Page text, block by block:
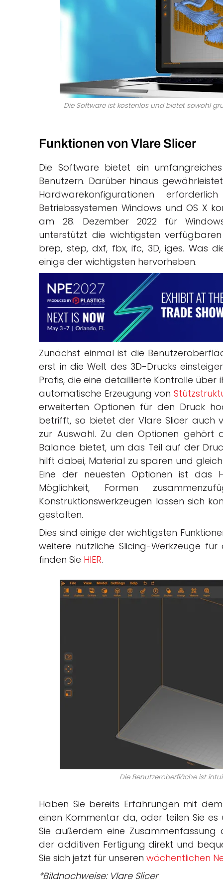
Die Software ist kostenlos und bietet sowohl
Funktionen von Vlare Slicer
Die Software bietet ein
Benutzern. Darüber hinaus
Hardwarekonfigurationen
Betriebssystemen Windows und OS X
am 28. Dezember 2022 für
unterstützt die wichtigsten
brep, step, dxf, fbx, ifc, 3D, iges. Was
einige der wichtigsten hervorheben.
Zunächst einmal ist die
erst in die Welt des 3D-Drucks
Profis, die eine detaillierte Kontrolle über
automatische Erzeugung von
erweiterten Optionen für den Druck
betrifft, so bietet der Vlare Slicer auch
zur Auswahl. Zu den Optionen gehört
Balance bietet, um das Teil auf der
hilft dabei, Material zu sparen und
Eine der neuesten Optionen ist das
Möglichkeit, Formen
Konstruktionswerkzeugen lassen sich
gestalten.
Dies sind einige der wichtigsten
weitere nützliche Slicing-Werkzeuge
finden Sie HIER.
Die Benutzeroberfläche ist
Haben Sie bereits Erfahrungen mit
einen Kommentar da, oder teilen Sie
Sie außerdem eine
der additiven Fertigung direkt und
Sie sich jetzt für unserenwöchentlichen
*Bildnachweise: Vlare Slicer